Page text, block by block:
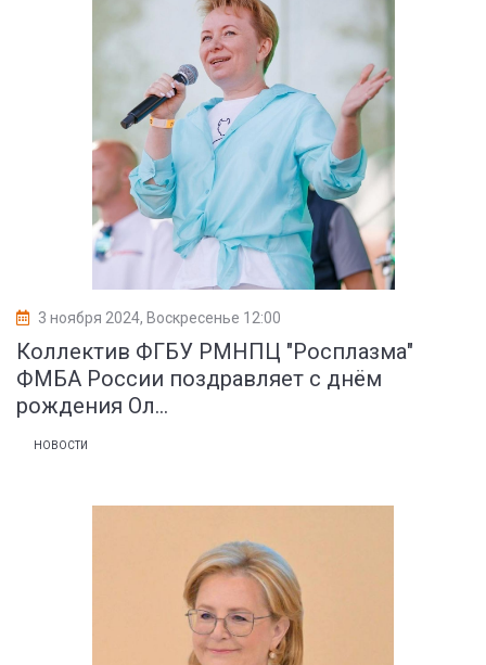
3 ноября 2024, Воскресенье 12:00
Коллектив ФГБУ РМНПЦ "Росплазма"
ФМБА России поздравляет с днём
рождения Ол...
НОВОСТИ